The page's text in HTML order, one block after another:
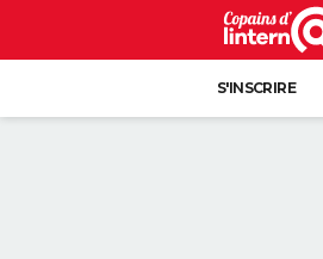
S'INSCRIRE